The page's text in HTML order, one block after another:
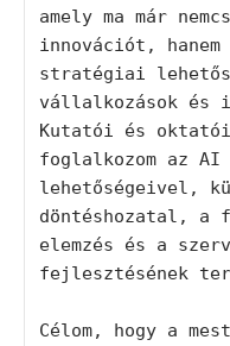
amely ma már
innovációt, hanem
stratégiai
vállalkozások és
Kutatói és oktatói
foglalkozom az
lehetőségeivel,
döntéshozatal, a
elemzés és a
fejlesztésének
Célom, hogy a